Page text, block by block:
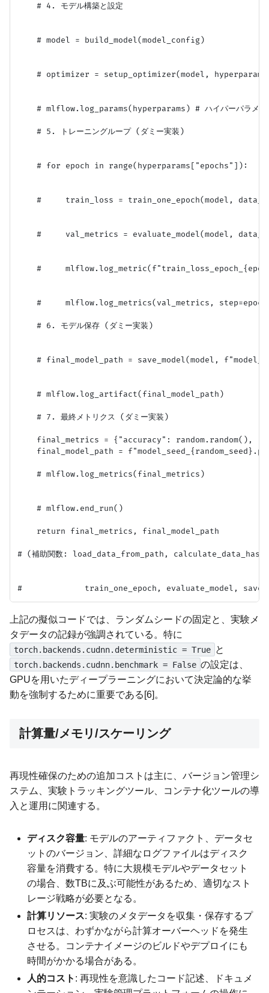
    # 4. モデル構築と設定
    # model = build_model(model_config)
# optimizer = setup_optimizer(model,
# mlflow.log_params(hyperparams) # ハイパーパラメー
    # 5. トレーニングループ (ダミー実装)
    # for epoch in range(hyperparams["epochs"]):
#     train_loss = train_one_epoch(model,
#     val_metrics = evaluate_model(model,
#
#     mlflow.log_metrics(val_metrics,
    # 6. モデル保存 (ダミー実装)
# final_model_path = save_model(model,
    # mlflow.log_artifact(final_model_path)
    # 7. 最終メトリクス (ダミー実装)
final_metrics = {"accuracy": random.random(),
final_model_path =
    # mlflow.log_metrics(final_metrics)
    # mlflow.end_run()
    return final_metrics, final_model_path
# (補助関数: load_data_from_path,
上記の擬似コードでは、ランダムシードの固定と、実験メ
タデータの記録が強調されている。特に
torch.backends.cudnn.deterministic = True と
torch.backends.cudnn.benchmark = False の設定は、
GPUを用いたディープラーニングにおいて決定論的な挙
動を強制するために重要である[6]。
計算量/メモリ/スケーリング
再現性確保のための追加コストは主に、バージョン管理シ
ステム、実験トラッキングツール、コンテナ化ツールの導
入と運用に関連する。
ディスク容量: モデルのアーティファクト、データセ
ットのバージョン、詳細なログファイルはディスク
容量を消費する。特に大規模モデルやデータセット
の場合、数TBに及ぶ可能性があるため、適切なスト
レージ戦略が必要となる。
計算リソース: 実験のメタデータを収集・保存するプ
ロセスは、わずかながら計算オーバーヘッドを発生
させる。コンテナイメージのビルドやデプロイにも
時間がかかる場合がある。
人的コスト : 再現性を意識したコード記述、ドキュメ